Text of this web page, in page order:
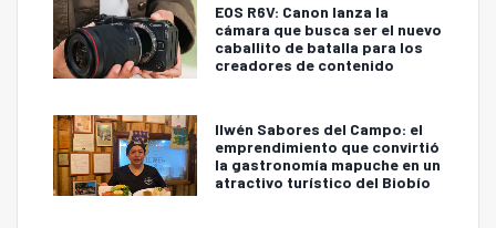
EOS R6V: Canon lanza la
cámara que busca ser el nuevo
caballito de batalla para los
creadores de contenido
Ilwén Sabores del Campo: el
emprendimiento que convirtió
la gastronomía mapuche en un
atractivo turístico del Biobío